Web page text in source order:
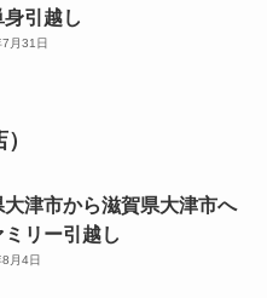
引越し
月31日
大津市から滋賀県大津市へ
リー引越し
月4日